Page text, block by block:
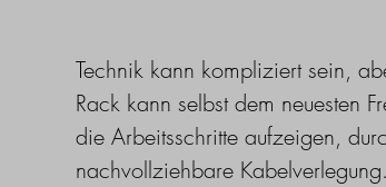
Technik kann kompliziert sein,
Rack kann selbst dem neuesten
die Arbeitsschritte aufzeigen,
nachvollziehbare